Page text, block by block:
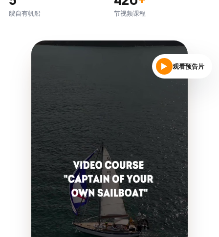
艘自有帆船 节视频课程
观看预告片